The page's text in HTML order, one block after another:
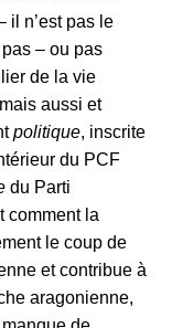
il n’est pas le
– ou pas
de la vie
aussi et
politique, inscrite
du PCF
du Parti
comment la
le coup de
et contribue à
aragonienne,